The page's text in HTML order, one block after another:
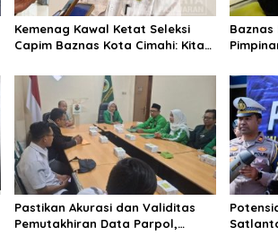
Kemenag Kawal Ketat Seleksi
Capim Baznas Kota Cimahi: Kita
Berintegritas
Baznas
Pastikan Akurasi dan Validitas
Pemutakhiran Data Parpol,